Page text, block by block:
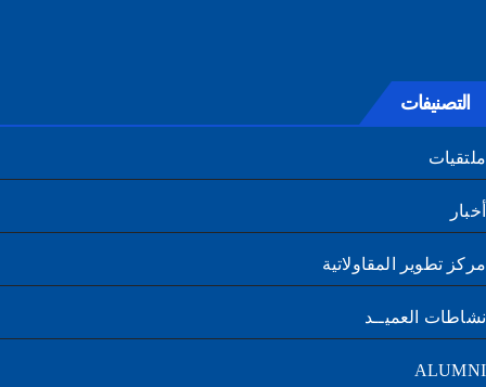
التصنيفات
تطوير المقاولاتية
العميــد